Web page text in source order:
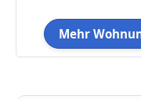
Mehr